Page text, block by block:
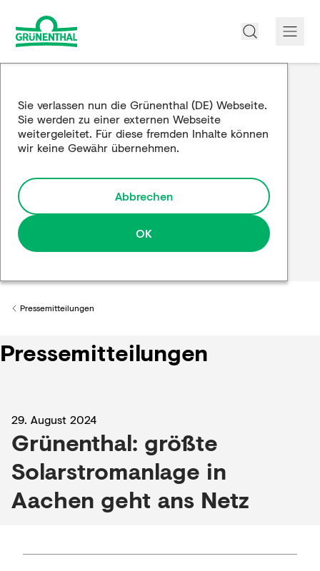
Produkte
Edukation
Forschung und Entwicklung
Partnerschaften
Sie verlassen nun die Grünenthal (DE) Webseite.
Sie werden zu einer externen Webseite
weitergeleitet. Für diese fremden Inhalte können
wir keine Gewähr übernehmen.
Abbrechen
OK
Back to
Pressemitteilungen
Pressemitteilungen
29. August 2024
Grünenthal: größte
Solarstromanlage in
Aachen geht ans Netz